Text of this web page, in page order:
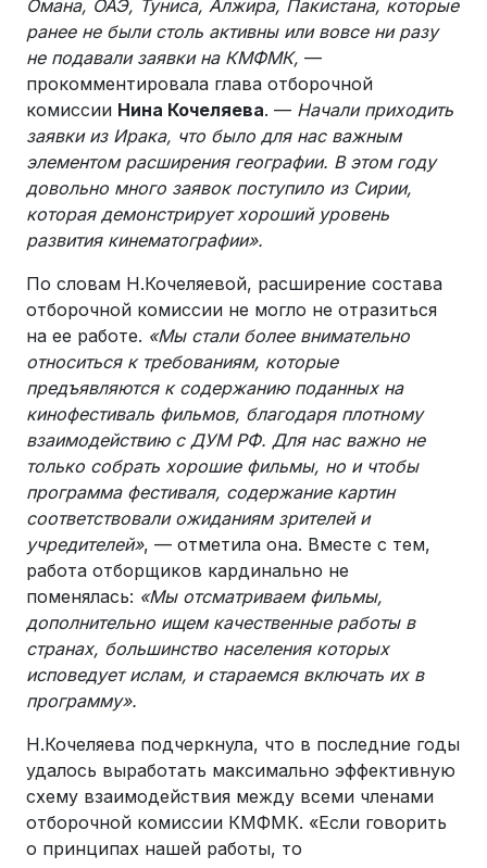
Омана, ОАЭ, Туниса, Алжира, Пакистана, которые
ранее не были столь активны или вовсе ни разу
не подавали заявки на КМФМК, —
прокомментировала глава отборочной
комиссии Нина Кочеляева. — Начали приходить
заявки из Ирака, что было для нас важным
элементом расширения географии. В этом году
довольно много заявок поступило из Сирии,
которая демонстрирует хороший уровень
развития кинематографии».
По словам Н.Кочеляевой, расширение состава
отборочной комиссии не могло не отразиться
на ее работе. «Мы стали более внимательно
относиться к требованиям, которые
предъявляются к содержанию поданных на
кинофестиваль фильмов, благодаря плотному
взаимодействию с ДУМ РФ. Для нас важно не
только собрать хорошие фильмы, но и чтобы
программа фестиваля, содержание картин
соответствовали ожиданиям зрителей и
учредителей», — отметила она. Вместе с тем,
работа отборщиков кардинально не
поменялась: «Мы отсматриваем фильмы,
дополнительно ищем качественные работы в
странах, большинство населения которых
исповедует ислам, и стараемся включать их в
программу».
Н.Кочеляева подчеркнула, что в последние годы
удалось выработать максимально эффективную
схему взаимодействия между всеми членами
отборочной комиссии КМФМК. «Если говорить
о принципах нашей работы, то